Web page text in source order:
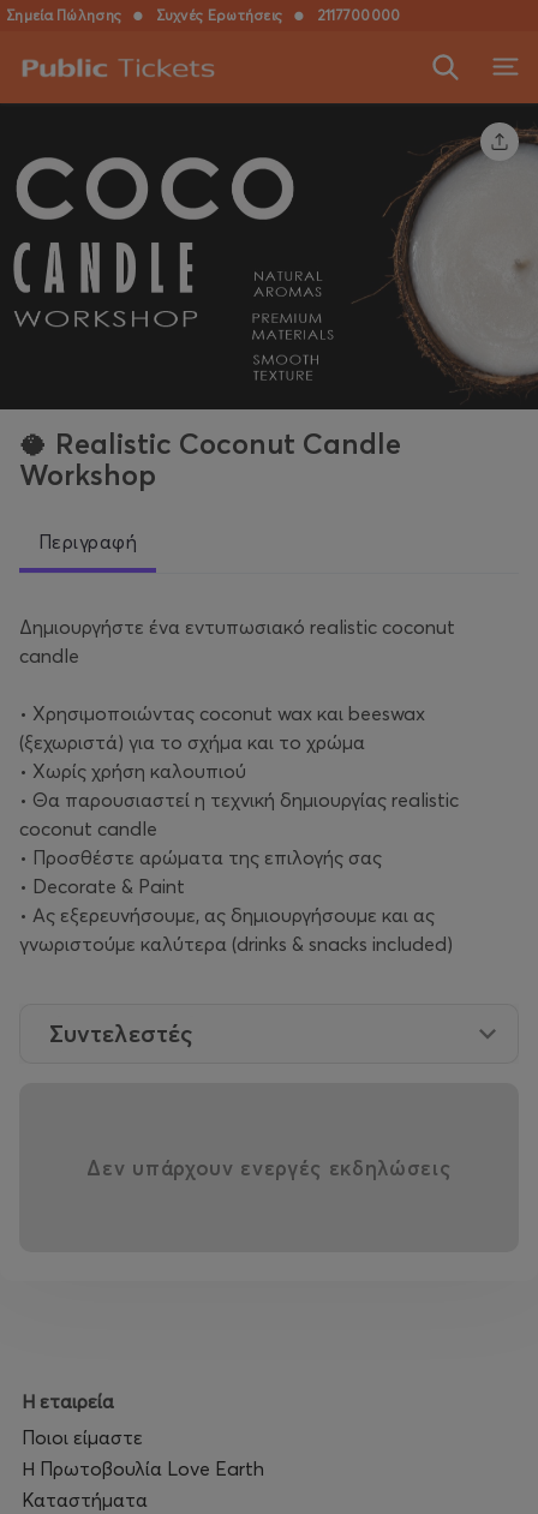
Σημεία Πώλησης ● Συχνές Ερωτήσεις ● 2117700000
🥥 Realistic Coconut Candle
Workshop
Περιγραφή
Δημιουργήστε ένα εντυπωσιακό realistic coconut
candle
• Χρησιμοποιώντας coconut wax και beeswax
(ξεχωριστά) για το σχήμα και το χρώμα
• Χωρίς χρήση καλουπιού
• Θα παρουσιαστεί η τεχνική δημιουργίας realistic
coconut candle
• Προσθέστε αρώματα της επιλογής σας
• Decorate & Paint
• Ας εξερευνήσουμε, ας δημιουργήσουμε και ας
γνωριστούμε καλύτερα (drinks & snacks included)
Συντελεστές
Δεν υπάρχουν ενεργές εκδηλώσεις
Η εταιρεία
Ποιοι είμαστε
Η Πρωτοβουλία Love Earth
Καταστήματα